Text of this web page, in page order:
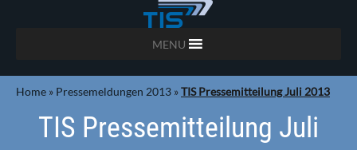
MENU
Home » Pressemeldungen 2013 »TIS Pressemitteilung Juli 2013
TIS Pressemitteilung Juli